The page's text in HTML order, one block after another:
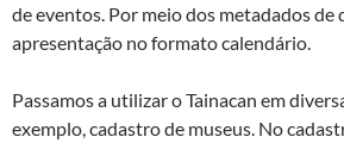
de eventos. Por meio dos metadados de
apresentação no formato calendário.
Passamos a utilizar o Tainacan em
exemplo, cadastro de museus. No